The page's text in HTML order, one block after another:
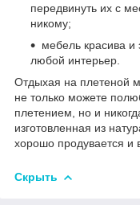
передвинуть их с
никому;
мебель красива и
любой интерьер.
Отдыхая на плетеной
не только можете
плетением, но и
изготовленная из
хорошо продувается и
Скрыть